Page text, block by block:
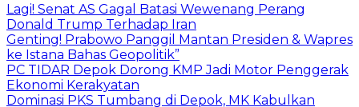
Lagi! Senat AS Gagal Batasi Wewenang Perang
Donald Trump Terhadap Iran
Genting! Prabowo Panggil Mantan Presiden & Wapres
ke Istana Bahas Geopolitik”
PC TIDAR Depok Dorong KMP Jadi Motor Penggerak
Ekonomi Kerakyatan
Dominasi PKS Tumbang di Depok, MK Kabulkan